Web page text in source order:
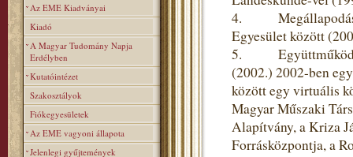
Az EME Kiadványai
Kiadó
A Magyar Tudomány Napja
Erdélyben
Kutatóintézet
Szakosztályok
Fiókegyesületek
Az EME vagyoni állapota
Jelenlegi gyűjtemények
4. Megállapodás a
Egyesület között
5. Együttműködés
(2002.) 2002-ben
között egy virtuális
Magyar Műszaki
Alapítvány, a Kriza
Forrásközpontja, a